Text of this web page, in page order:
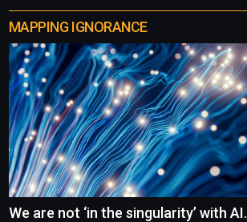
MAPPING IGNORANCE
We are not ‘in the singularity’ with AI.